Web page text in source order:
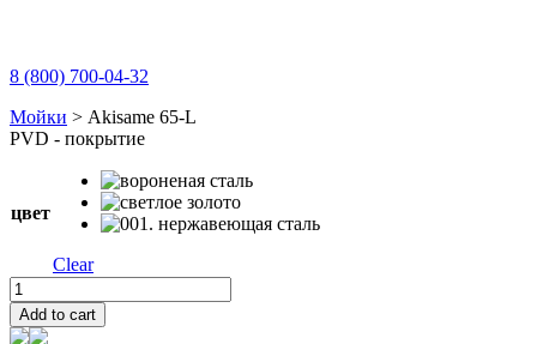
8 (800) 700-04-32
Перейти
к
Мойки > Akisame 65-L
PVD - покрытие
цвет
Clear
Akisame
65-
L
Add to cart